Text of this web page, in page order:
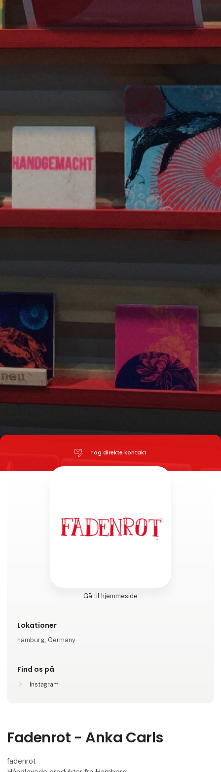
Tag direkte kontakt
Gå til hjemmeside
Lokationer
hamburg, Germany
Find os på
Instagram
Fadenrot - Anka Carls
fadenrot